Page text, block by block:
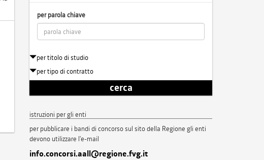
per parola chiave
per titolo di studio
per tipo di contratto
cerca
istruzioni per gli enti
per pubblicare i bandi di concorso sul sito della Regione gli enti
devono utilizzare l'e-mail
info.concorsi.aall@regione.fvg.it